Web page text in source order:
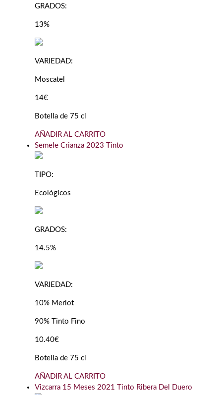
GRADOS:
13%
VARIEDAD:
Moscatel
14€
Botella de 75 cl
AÑADIR AL CARRITO
Semele Crianza 2023 Tinto
TIPO:
Ecológicos
GRADOS:
14.5%
VARIEDAD:
10% Merlot
90% Tinto Fino
10.40€
Botella de 75 cl
AÑADIR AL CARRITO
Vizcarra 15 Meses 2021 Tinto Ribera Del Duero